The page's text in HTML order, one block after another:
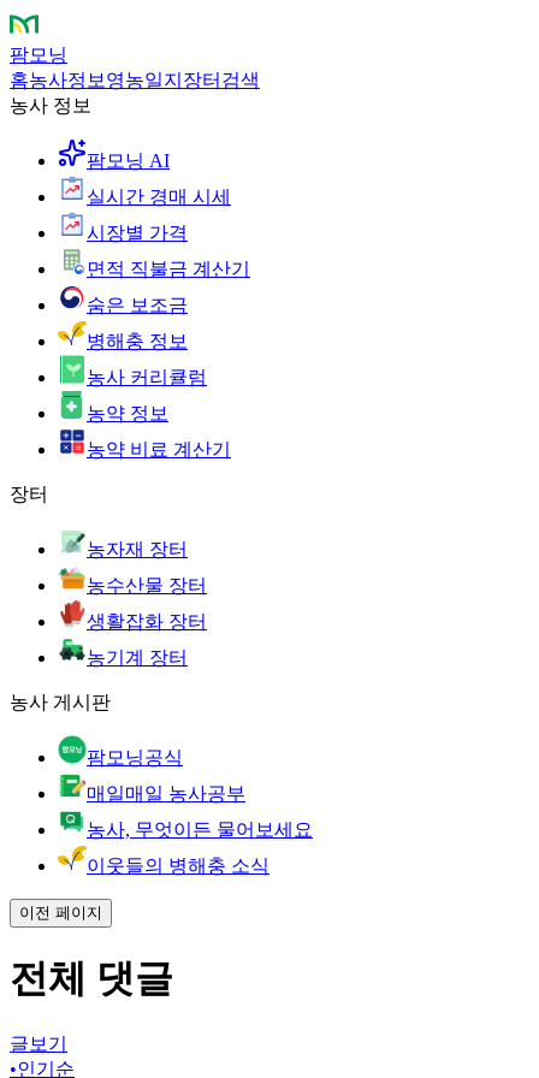
팜모닝
홈농사정보 영농일지 장터 검색
농사 정보
팜모닝 AI
실시간 경매 시세
시장별 가격
면적 직불금 계산기
숨은 보조금
병해충 정보
농사 커리큘럼
농약 정보
농약 비료 계산기
장터
농자재 장터
농수산물 장터
생활잡화 장터
농기계 장터
농사 게시판
팜모닝공식
매일매일 농사공부
농사, 무엇이든 물어보세요
이웃들의 병해충 소식
이전 페이지
전체 댓글
글보기
•인기순